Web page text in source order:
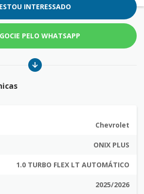
ESTOU INTERESSADO
PELO WHATSAPP
Chevrolet
ONIX PLUS
1.0 TURBO FLEX LT AUTOMÁTICO
2025/2026